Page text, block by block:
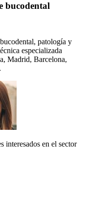
bucodental
patología y
especializada
Madrid, Barcelona,
interesados en el sector